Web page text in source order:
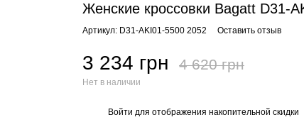
Женские кроссовки Bagatt D31-
Артикул: D31-AKI01-5500 2052 Оставить отзыв
3 234 грн 4 620 грн
Нет в наличии
Войти для отображения накопительной скидки